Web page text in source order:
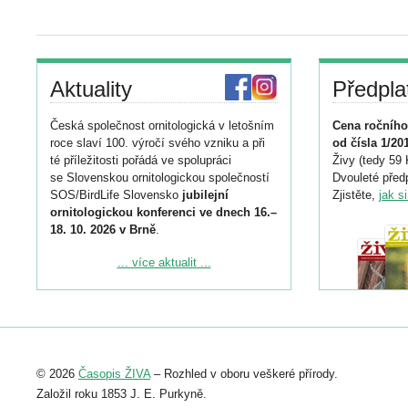
Aktuality
Česká společnost ornitologická v letošním
roce slaví 100. výročí svého vzniku a při
té příležitosti pořádá ve spolupráci
se Slovenskou ornitologickou společností
SOS/BirdLife Slovensko jubilejní
ornitologickou konferenci ve dnech 16.–
18. 10. 2026 v Brně.
Podrobnější informace ke konferenci
Registrovat se můžete do 6. září.
abstraktu přihlášené přednášky nebo
posteru je už 30. června.
... více aktualit ...
Cena
od čísla 1/
Živy (tedy 59
Dvouleté
Zjistěte, jak
© 2026 Časopis ŽIVA– Rozhled v oboru veškeré přírody.
Založil roku 1853 J. E. Purkyně.